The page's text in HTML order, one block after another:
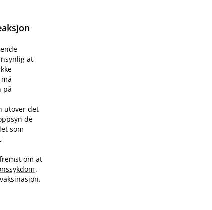
at
på
utover det
de
som
om at
.